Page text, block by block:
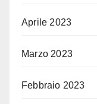
Aprile 2023
Marzo 2023
Febbraio 2023